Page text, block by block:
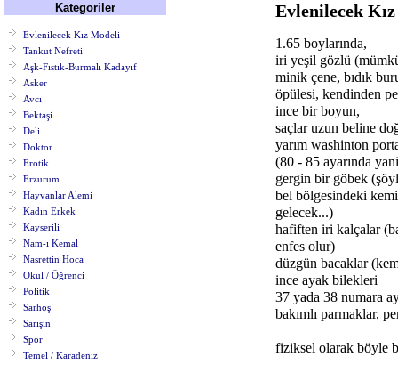
Kategoriler
Evlenilecek Kız Modeli
Tankut Nefreti
Aşk-Fıstık-Burmalı Kadayıf
Asker
Avcı
Bektaşi
Deli
Doktor
Erotik
Erzurum
Hayvanlar Alemi
Kadın Erkek
Kayserili
Nam-ı Kemal
Nasrettin Hoca
Okul / Öğrenci
Politik
Sarhoş
Sarışın
Spor
Temel / Karadeniz
Evlenilecek
1.65 boylarında,
iri yeşil gözlü
minik çene, bıdık
öpülesi, kendinden
ince bir boyun,
saçlar uzun beline
yarım washinton
(80 - 85 ayarında
gergin bir göbek
bel bölgesindeki
gelecek...)
hafiften iri kalçalar
enfes olur)
düzgün bacaklar
ince ayak bilekleri
37 yada 38 numara
bakımlı parmaklar,
fiziksel olarak böyle